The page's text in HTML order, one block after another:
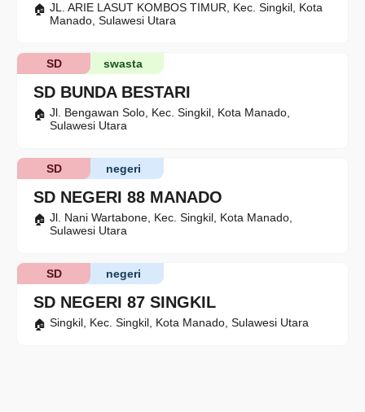
JL. ARIE LASUT KOMBOS TIMUR, Kec. Singkil, Kota
Manado, Sulawesi Utara
SD BUNDA BESTARI
swasta
SD
Jl. Bengawan Solo, Kec. Singkil, Kota Manado,
Sulawesi Utara
SD NEGERI 88 MANADO
negeri
SD
Jl. Nani Wartabone, Kec. Singkil, Kota Manado,
Sulawesi Utara
SD NEGERI 87 SINGKIL
negeri
SD
Singkil, Kec. Singkil, Kota Manado, Sulawesi Utara